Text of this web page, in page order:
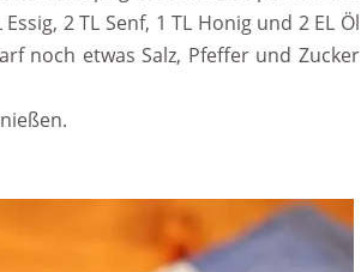
2 TL Senf, 1 TL Honig und 2 EL Öl
noch etwas Salz, Pfeffer und Zucker